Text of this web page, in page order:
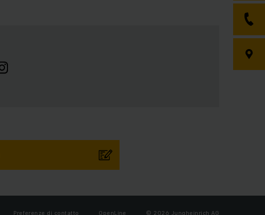
Preferenze di contatto OpenLine © 2026 Jungheinrich AG